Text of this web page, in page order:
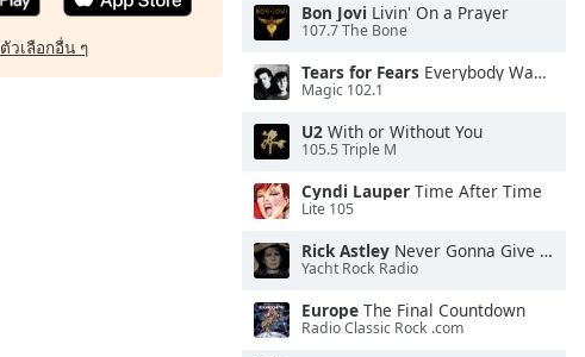
ตัวเลือกอื่น ๆ
Bon Jovi Livin' On a Prayer
107.7 The Bone
Tears for Fears Everybody Wants To Rule the World
Magic 102.1
U2 With or Without You
105.5 Triple M
Cyndi Lauper Time After Time
Lite 105
Rick Astley Never Gonna Give You Up
Yacht Rock Radio
Europe The Final Countdown
Radio Classic Rock .com